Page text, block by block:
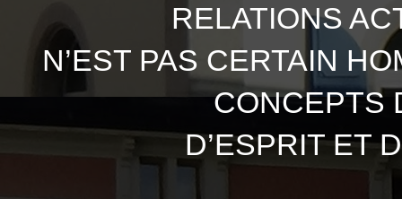
RELATIONS
N’EST PAS CERTAIN
CONCEPTS
D’ESPRIT ET